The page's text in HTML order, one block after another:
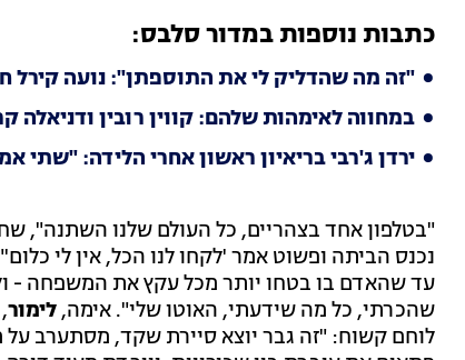
כתבות נוספות במדור סלבס:
"זה מה שהדליק לי את התוספתן": נועה
במחווה לאימהות שלהם: קווין רובין
ירדן ג'רבי בריאיון ראשון אחרי הלידה:
"בטלפון אחד בצהריים, כל העולם שלנו השתנה",
נכנס הביתה ופשוט אמר 'לקחו לנו הכל, אין לי
עד שהאדם בו בטחו יותר מכל עקץ את המשפחה -
שהכרתי, כל מה שידעתי, האוטו שלי". אימה,לימור
לוחם קשוח: "זה גבר יוצא סיירת שקד, מסתערב